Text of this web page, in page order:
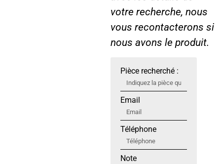
votre recherche, nous
vous recontacterons si
nous avons le produit.
Pièce recherché :
Email
Téléphone
Note